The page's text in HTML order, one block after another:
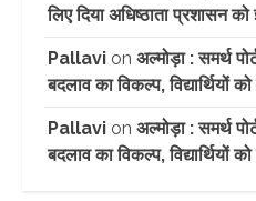
लिए दिया अधिष्ठाता प्रशासन को
Pallavi on अल्मोड़ा : समर्थ
बदलाव का विकल्प, विद्यार्थियों
Pallavi on अल्मोड़ा : समर्थ
बदलाव का विकल्प, विद्यार्थियों